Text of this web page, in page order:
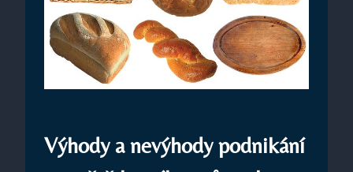
Výhody a nevýhody podnikání